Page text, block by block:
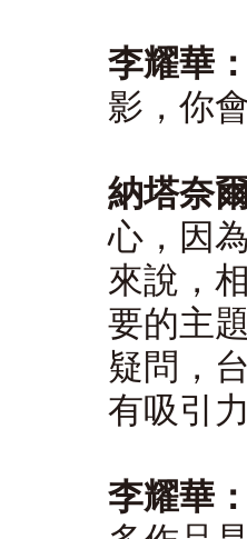
李耀華：
影，你
納塔奈
心，因
來說，
要的主
疑問，
有吸引力
李耀華：